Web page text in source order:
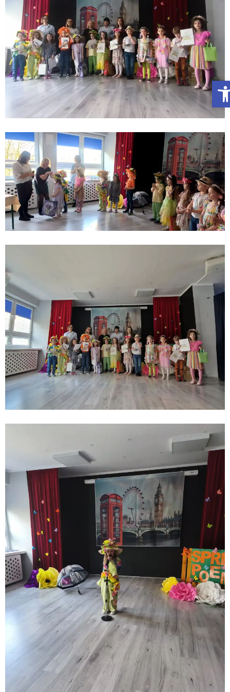
Otwórz Pasek narzędzi